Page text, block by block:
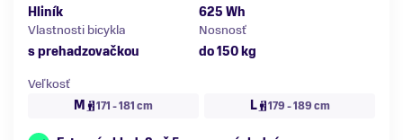
Hliník
625 Wh
Vlastnosti bicykla
s prehadzovačkou
Nosnosť
do 150 kg
Veľkosť
M
171 - 181 cm L 179 - 189 cm